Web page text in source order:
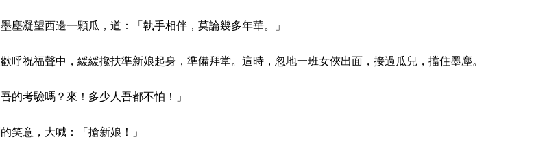
塵凝望西邊一顆瓜，道：「執手相伴，莫論幾多年華。」
呼祝福聲中，緩緩攙扶準新娘起身，準備拜堂。這時，忽地一班女俠出面，接過瓜兒，擋住墨塵。
的考驗嗎？來！多少人吾都不怕！」
笑意，大喊：「搶新娘！」